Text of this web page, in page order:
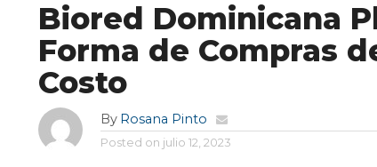
Biored Dominicana
Forma de Compras
Costo
By Rosana Pinto
Posted on julio 12, 2023